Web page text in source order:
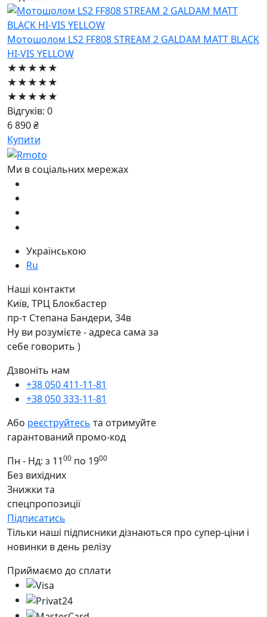
Мотошолом LS2 FF808 STREAM 2 GALDAM MATT BLACK
HI-VIS YELLOW
★★★★★
★★★★★
★★★★★
Відгуків: 0
6 890 ₴
Купити
Ми в соціальних мережах
Українською
Ru
Наші контакти
Київ, ТРЦ Блокбастер
пр-т Степана Бандери, 34в
Ну ви розумієте - адреса сама за
себе говорить )
Дзвоніть нам
+38 050 411-11-81
+38 050 333-11-81
Або реєструйтесь та отримуйте
гарантований промо-код
Пн - Нд: з 1100 по 1900
Без вихідних
Знижки та
спецпропозиції
Підписатись
Тільки наші підписники дізнаються про супер-ціни і
новинки в день релізу
Приймаємо до сплати